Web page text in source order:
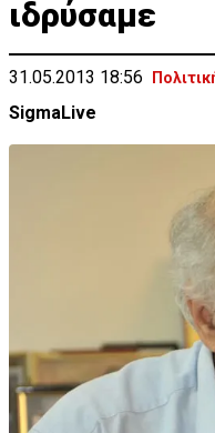
ιδρύσαμε
31.05.2013 18:56
SigmaLive